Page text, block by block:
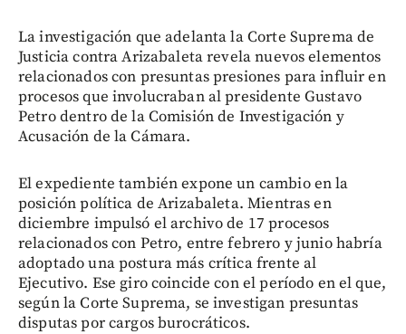
La investigación que adelanta la Corte Suprema de
Justicia contra Arizabaleta revela nuevos elementos
relacionados con presuntas presiones para influir en
procesos que involucraban al presidente Gustavo
Petro dentro de la Comisión de Investigación y
Acusación de la Cámara.
El expediente también expone un cambio en la
posición política de Arizabaleta. Mientras en
diciembre impulsó el archivo de 17 procesos
relacionados con Petro, entre febrero y junio habría
adoptado una postura más crítica frente al
Ejecutivo. Ese giro coincide con el período en el que,
según la Corte Suprema, se investigan presuntas
disputas por cargos burocráticos.